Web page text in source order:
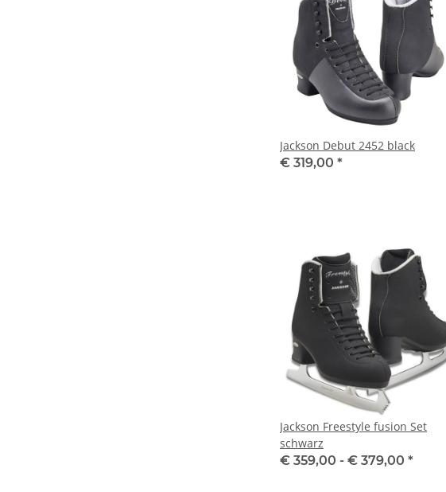
Jackson Debut 2452 black
€ 319,00 *
Jackson Freestyle fusion Set
schwarz
€ 359,00 - € 379,00 *